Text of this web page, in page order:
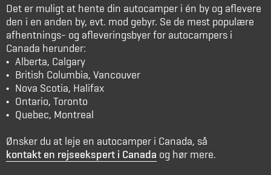
Det er muligt at hente din autocamper i én by og aflevere
den i en anden by, evt. mod gebyr. Se de mest populære
afhentnings- og afleveringsbyer for autocampers i
Canada herunder:
Alberta, Calgary
British Columbia, Vancouver
Nova Scotia, Halifax
Ontario, Toronto
Quebec, Montreal
Ønsker du at leje en autocamper i Canada, så
kontakt en rejseekspert i Canada og hør mere.